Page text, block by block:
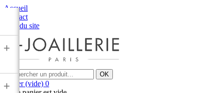
Accueil
Contact
Plan du site
OK
Panier (vide) 0
+
+